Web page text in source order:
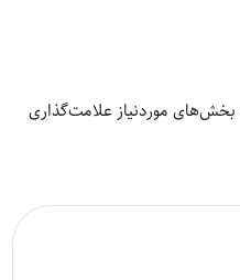
بخش‌های موردنیاز علامت‌گذاری